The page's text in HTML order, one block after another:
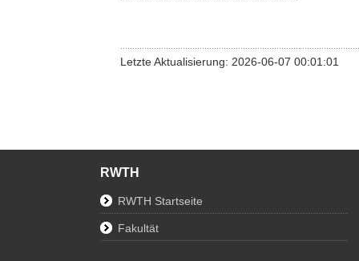
Letzte Aktualisierung: 2026-06-07 00:01:01
RWTH
RWTH Startseite
Fakultät